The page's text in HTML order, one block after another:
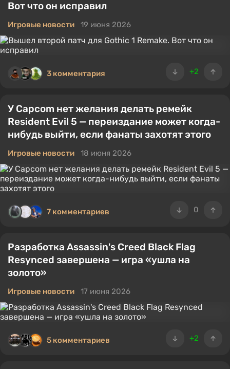
Вот что он исправил
Игровые новости 19 июня 2026
+2
3 комментария
У Capcom нет желания делать ремейк
Resident Evil 5 — переиздание может когда-
нибудь выйти, если фанаты захотят этого
Игровые новости 18 июня 2026
0
7 комментариев
Разработка Assassin's Creed Black Flag
Resynced завершена — игра «ушла на
золото»
Игровые новости 17 июня 2026
+2
5 комментариев